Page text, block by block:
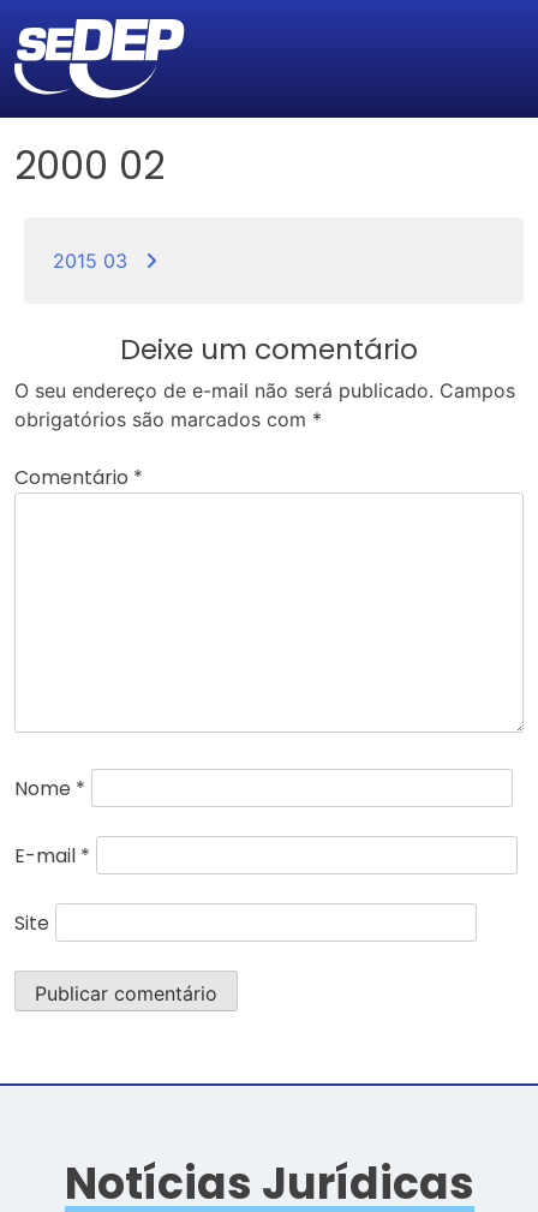
2000 02
2015 03
Deixe um comentário
O seu endereço de e-mail não será publicado. Campos
obrigatórios são marcados com *
Comentário *
Nome *
E-mail *
Site
Notícias Jurídicas